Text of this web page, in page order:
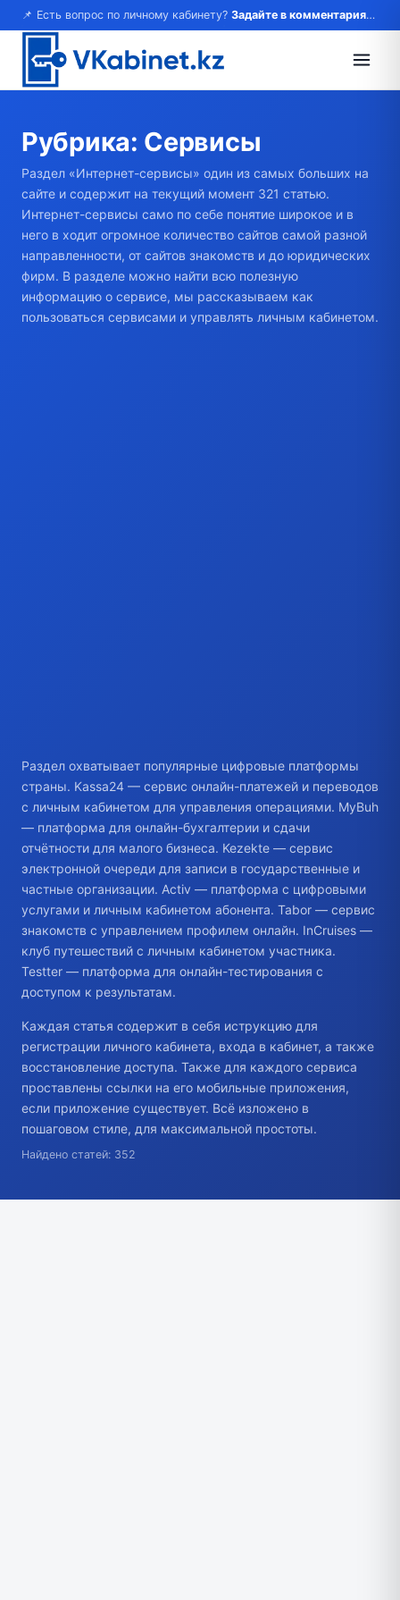
📌 Есть вопрос по личному кабинету? Задайте в комментариях — ответим!
Рубрика: Сервисы
Раздел «Интернет-сервисы» один из самых больших на
сайте и содержит на текущий момент 321 статью.
Интернет-сервисы само по себе понятие широкое и в
него в ходит огромное количество сайтов самой разной
направленности, от сайтов знакомств и до юридических
фирм. В разделе можно найти всю полезную
информацию о сервисе, мы рассказываем как
пользоваться сервисами и управлять личным кабинетом.
Раздел охватывает популярные цифровые платформы
страны. Kassa24 — сервис онлайн-платежей и переводов
с личным кабинетом для управления операциями. MyBuh
— платформа для онлайн-бухгалтерии и сдачи
отчётности для малого бизнеса. Kezekte — сервис
электронной очереди для записи в государственные и
частные организации. Activ — платформа с цифровыми
услугами и личным кабинетом абонента. Tabor — сервис
знакомств с управлением профилем онлайн. InCruises —
клуб путешествий с личным кабинетом участника.
Testter — платформа для онлайн-тестирования с
доступом к результатам.
Каждая статья содержит в себя иструкцию для
регистрации личного кабинета, входа в кабинет, а также
восстановление доступа. Также для каждого сервиса
проставлены ссылки на его мобильные приложения,
если приложение существует. Всё изложено в
пошаговом стиле, для максимальной простоты.
Найдено статей: 352